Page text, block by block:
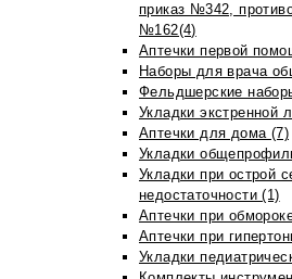
приказ №342,
№162(4)
Аптечки первой
Наборы для врача
Фельдшерские
Укладки экстренной
Аптечки для дома (7)
Укладки
Укладки при острой
недостаточности (1)
Аптечки при
Аптечки при
Укладки